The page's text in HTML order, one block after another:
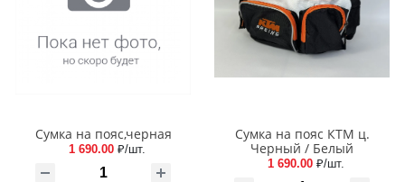
Сумка на пояс,черная
1 690.00 ₽/шт.
Сумка на пояс КТМ ц.
Черный / Белый
1 690.00 ₽/шт.